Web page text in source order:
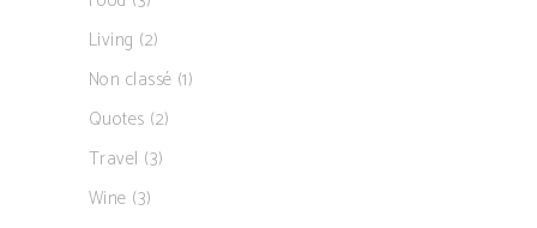
Living (2)
Non classé (1)
Quotes (2)
Travel (3)
Wine (3)